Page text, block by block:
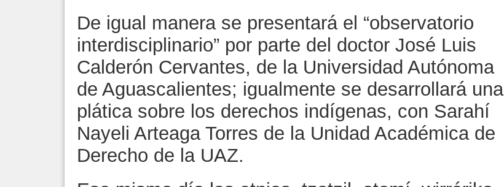
De igual manera se presentará el “observatorio
interdisciplinario” por parte del doctor José Luis
Calderón Cervantes, de la Universidad Autónoma
de Aguascalientes; igualmente se desarrollará una
plática sobre los derechos indígenas, con Sarahí
Nayeli Arteaga Torres de la Unidad Académica de
Derecho de la UAZ.